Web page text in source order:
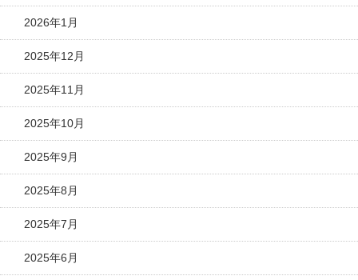
2026年1月
2025年12月
2025年11月
2025年10月
2025年9月
2025年8月
2025年7月
2025年6月